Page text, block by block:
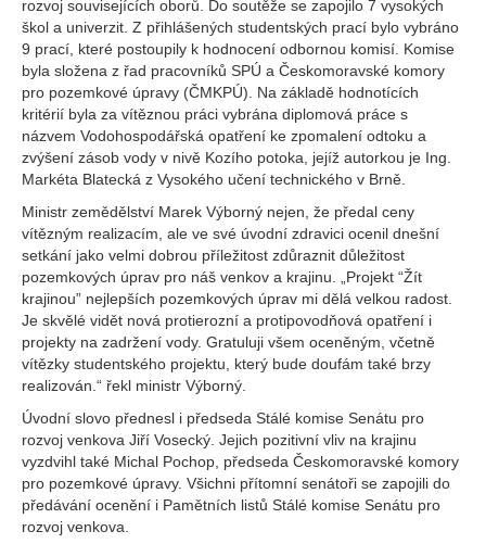
rozvoj souvisejících oborů. Do soutěže se zapojilo 7 vysokých
škol a univerzit. Z přihlášených studentských prací bylo vybráno
9 prací, které postoupily k hodnocení odbornou komisí. Komise
byla složena z řad pracovníků SPÚ a Českomoravské komory
pro pozemkové úpravy (ČMKPÚ). Na základě hodnotících
kritérií byla za vítěznou práci vybrána diplomová práce s
názvem Vodohospodářská opatření ke zpomalení odtoku a
zvýšení zásob vody v nivě Kozího potoka, jejíž autorkou je Ing.
Markéta Blatecká z Vysokého učení technického v Brně.
Ministr zemědělství Marek Výborný nejen, že předal ceny
vítězným realizacím, ale ve své úvodní zdravici ocenil dnešní
setkání jako velmi dobrou příležitost zdůraznit důležitost
pozemkových úprav pro náš venkov a krajinu. „Projekt “Žít
krajinou” nejlepších pozemkových úprav mi dělá velkou radost.
Je skvělé vidět nová protierozní a protipovodňová opatření i
projekty na zadržení vody. Gratuluji všem oceněným, včetně
vítězky studentského projektu, který bude doufám také brzy
realizován.“ řekl ministr Výborný.
Úvodní slovo přednesl i předseda Stálé komise Senátu pro
rozvoj venkova Jiří Vosecký. Jejich pozitivní vliv na krajinu
vyzdvihl také Michal Pochop, předseda Českomoravské komory
pro pozemkové úpravy. Všichni přítomní senátoři se zapojili do
předávání ocenění i Pamětních listů Stálé komise Senátu pro
rozvoj venkova.